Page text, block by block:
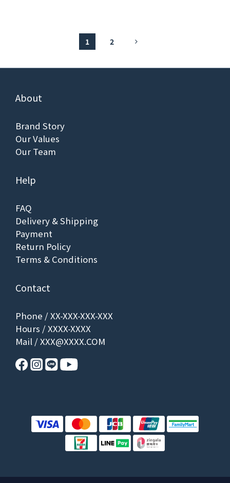
1 2
About
Brand Story
Our Values
Our Team
Help
FAQ
Delivery & Shipping
Payment
Return Policy
Terms & Conditions
Contact
Phone / XX-XXX-XXX-XXX
Hours / XXXX-XXXX
Mail / XXX@XXXX.COM